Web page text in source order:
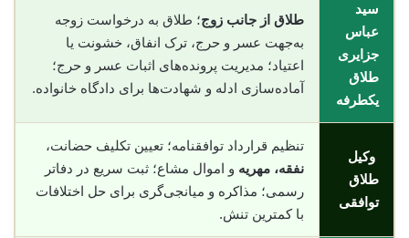
سید
عباس
جزایری
طلاق
یکطرفه
طلاق از جانب زوج؛ طلاق به درخواست زوجه
به‌جهت عسر و حرج، ترک انفاق، خشونت یا
اعتیاد؛ مدیریت پرونده‌های اثبات عسر و حرج؛
آماده‌سازی ادله و شهادت‌ها برای دادگاه خانواده.
وکیل
طلاق
توافقی
تنظیم قرارداد توافقنامه؛ تعیین تکلیف حضانت،
نفقه، مهریه و اموال مشاع؛ ثبت سریع در دفاتر
رسمی؛ مذاکره و میانجی‌گری برای حل اختلافات
با کمترین تنش.